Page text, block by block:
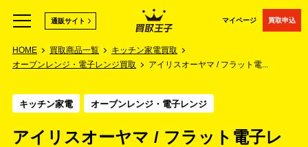
マイページ 買取申込
通販サイト
HOME 買取商品一覧
キッチン家電買取
オーブンレンジ・電子レンジ買取
アイリスオーヤマ / フラット電...
キッチン家電 オーブンレンジ・電子レンジ
アイリスオーヤマ / フラット電子レ